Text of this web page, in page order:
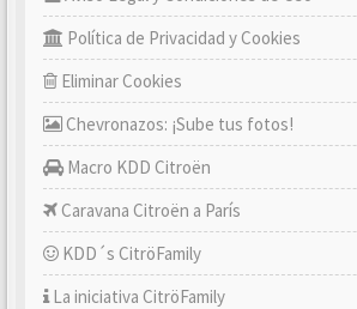
Política de Privacidad y Cookies
Eliminar Cookies
Chevronazos: ¡Sube tus fotos!
Macro KDD Citroën
Caravana Citroën a París
KDD´s CitröFamily
La iniciativa CitröFamily